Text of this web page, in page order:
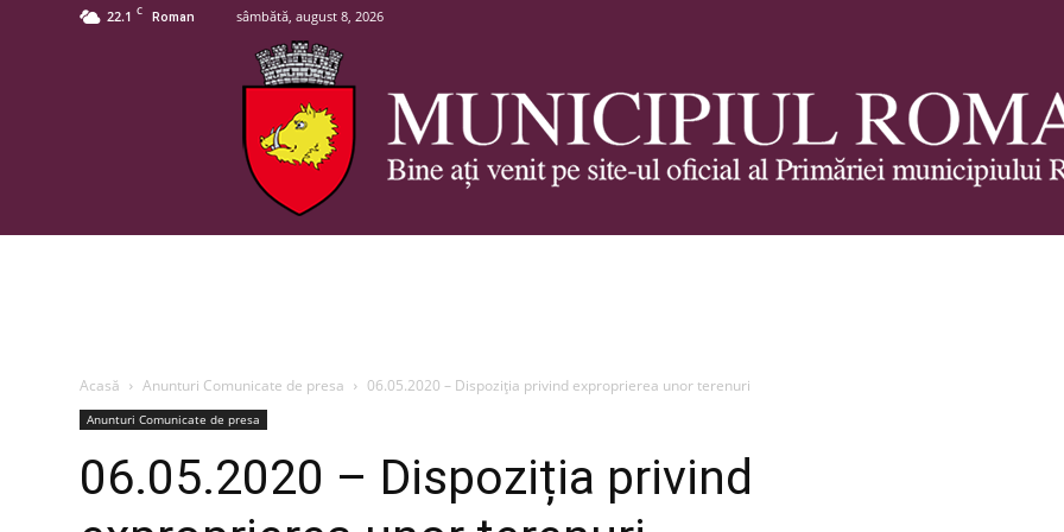
22.1 C Roman sâmbătă, august 8, 2026
Acasă Anunturi Comunicate de presa 06.05.2020 – Dispoziția privind exproprierea unor terenuri
Anunturi Comunicate de presa
06.05.2020 – Dispoziția privind